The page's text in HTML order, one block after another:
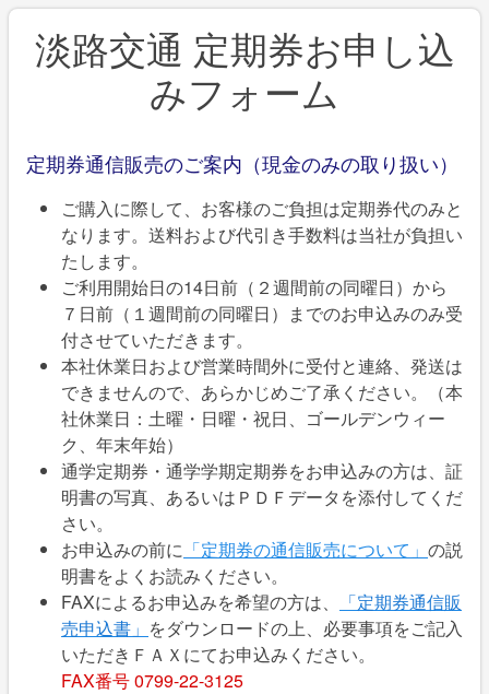
淡路交通 定期券お申し込
みフォーム
定期券通信販売のご案内（現金のみの取り扱い）
ご購入に際して、お客様のご負担は定期券代のみと
なります。送料および代引き手数料は当社が負担い
たします。
ご利用開始日の14日前（２週間前の同曜日）から
７日前（１週間前の同曜日）までのお申込みのみ受
付させていただきます。
本社休業日および営業時間外に受付と連絡、発送は
できませんので、あらかじめご了承ください。（本
社休業日：土曜・日曜・祝日、ゴールデンウィー
ク、年末年始）
通学定期券・通学学期定期券をお申込みの方は、証
明書の写真、あるいはＰＤＦデータを添付してくだ
さい。
お申込みの前に 「定期券の通信販売について」 の説
明書をよくお読みください。
FAXによるお申込みを希望の方は、
「定期券通信販
売申込書」 をダウンロードの上、必要事項をご記入
いただきＦＡＸにてお申込みください。
FAX番号 0799-22-3125